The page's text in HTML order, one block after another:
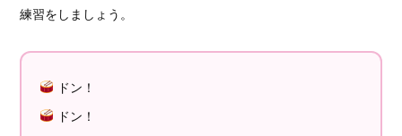
練習をしましょう。
ドン！
ドン！